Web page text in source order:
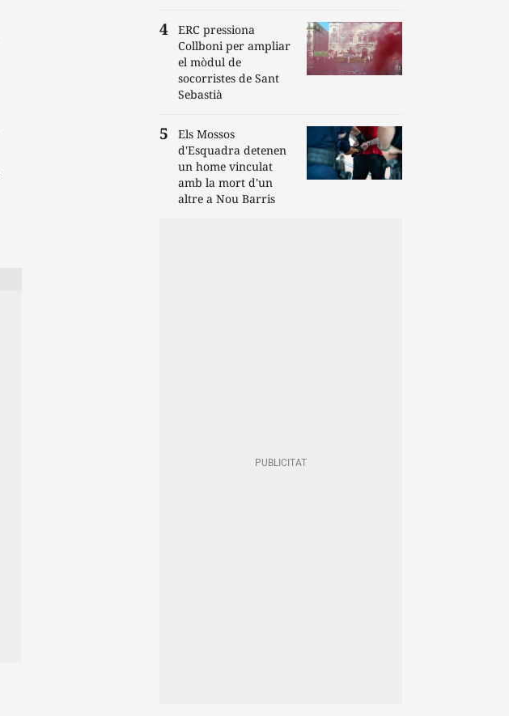
ERC pressiona
Collboni per ampliar
el mòdul de
socorristes de Sant
Sebastià
Els Mossos
d'Esquadra detenen
un home vinculat
amb la mort d'un
altre a Nou Barris